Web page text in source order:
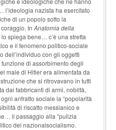
l’ideologia nazista ha esercitato
di un popolo sotto la
In Anatomia della
lo spiega bene… c’è una stretta
e il fenomeno politico-sociale
dell’individuo con gli oggetti
di assorbimento degli
male di Hitler era alimentata da
che si ritrovavano in tutti
dai fabbricanti di armi, nobiltà,
anfratto sociale la “popolarità
di riscatto messianico e
il passaggio alla “pulizia
del nazionalsocialismo.